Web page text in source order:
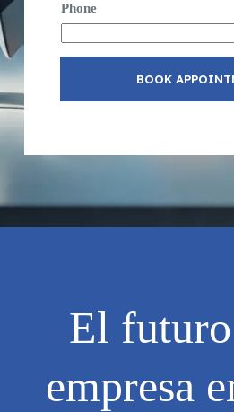
Phone
BOOK
El
empresa